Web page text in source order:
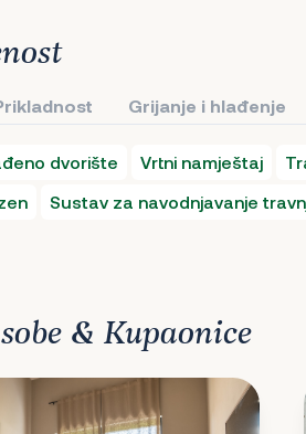
Grijanje i hlađenje
dvorište Vrtni namještaj
Sustav za navodnjavanje
& Kupaonice